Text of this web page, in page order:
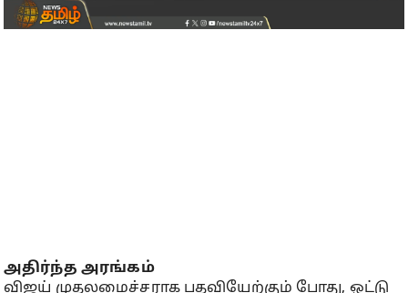
அதிர்ந்த அரங்கம்
விஜய் முதலமைச்சராக பதவியேற்கும் போது, ஒட்டு